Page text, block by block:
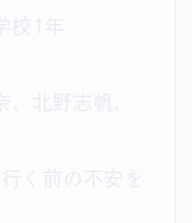
校1年
、北野志帆、
く前の不安を